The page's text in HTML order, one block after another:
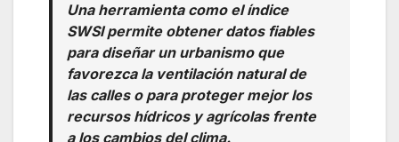
Una herramienta como el índice
SWSI permite obtener datos fiables
para diseñar un urbanismo que
favorezca la ventilación natural de
las calles o para proteger mejor los
recursos hídricos y agrícolas frente
a los cambios del clima.